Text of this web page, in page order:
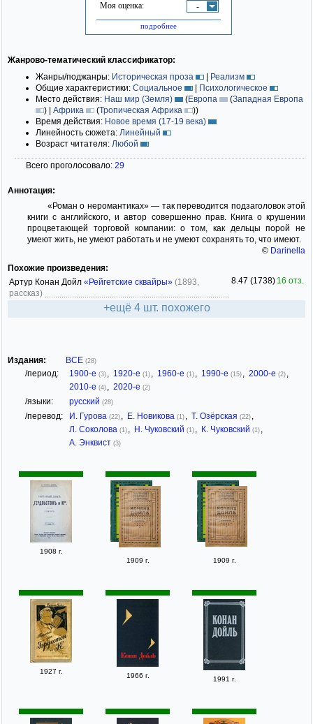
Моя оценка: -
подробнее
Жанрово-тематический классификатор:
Жанры/поджанры: Историческая проза | Реализм
Общие характеристики: Социальное | Психологическое
Место действия: Наш мир (Земля) (Европа (Западная Европа
) | Африка (Тропическая Африка ))
Время действия: Новое время (17-19 века)
Линейность сюжета: Линейный
Возраст читателя: Любой
Всего проголосовало: 29
Аннотация:
«Роман о неромантиках» — так переводится подзаголовок этой
книги с английского, и автор совершенно прав. Книга о крушении
процветающей торговой компании: о том, как дельцы порой не
умеют жить, не умеют работать и не умеют сохранять то, что имеют.
© Darinella
Похожие произведения:
Артур Конан Дойл «Рейгетские сквайры» (1893,
рассказ)
8.47 (1738) 16 отз.
+ещё 4 шт. похожего
Издания: ВСЕ (28)
/период: 1900-е (3) , 1920-е (1) , 1960-е (1) , 1990-е (15) , 2000-е (2) ,
2010-е (4) , 2020-е (2)
/языки: русский (28)
/перевод: И. Гурова (22) , Е. Новикова (1) , Т. Озёрская (22) ,
Л. Соколова (1) , Н. Чуковский (1) , К. Чуковский (1) ,
А. Энквист (3)
1908 г.
1909 г.
1909 г.
1927 г.
1966 г. 1991 г.